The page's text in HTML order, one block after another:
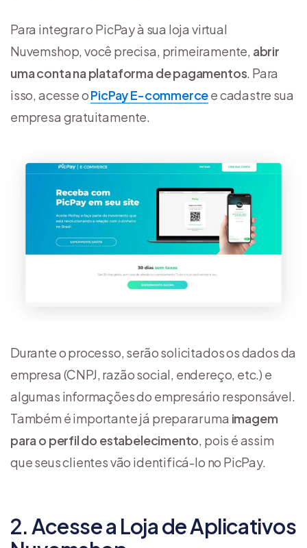
Para integrar o PicPay à sua loja virtual
Nuvemshop, você precisa, primeiramente, abrir
uma conta na plataforma de pagamentos. Para
isso, acesse oPicPay E-commercee cadastre sua
empresa gratuitamente.
Durante o processo, serão solicitados os dados da
empresa (CNPJ, razão social, endereço, etc.) e
algumas informações do empresário responsável.
Também é importante já preparar uma imagem
para o perfil do estabelecimento, pois é assim
que seus clientes vão identificá-lo no PicPay.
2. Acesse a Loja de Aplicativos